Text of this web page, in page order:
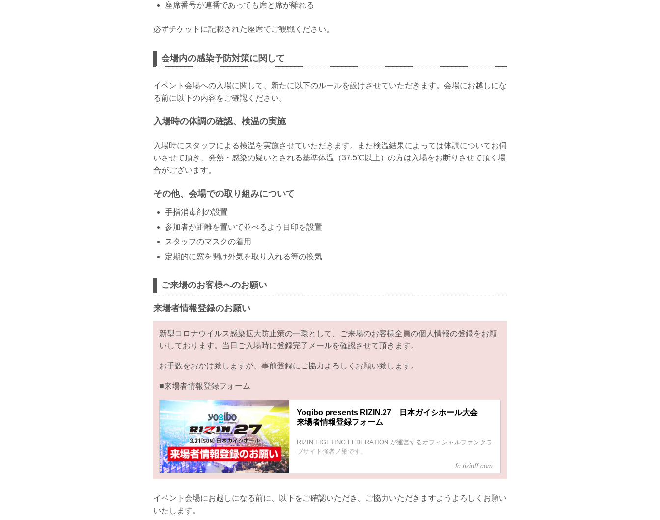
座席番号が連番であっても席と席が離れる
必ずチケットに記載された座席でご観戦ください。
会場内の感染予防対策に関して
イベント会場への入場に関して、新たに以下のルールを設けさせていただきます。会場にお越しにな
る前に以下の内容をご確認ください。
入場時の体調の確認、検温の実施
入場時にスタッフによる検温を実施させていただきます。また検温結果によっては体調についてお伺
いさせて頂き、発熱・感染の疑いとされる基準体温（37.5℃以上）の方は入場をお断りさせて頂く場
合がございます。
その他、会場での取り組みについて
手指消毒剤の設置
参加者が距離を置いて並べるよう目印を設置
スタッフのマスクの着用
定期的に窓を開け外気を取り入れる等の換気
ご来場のお客様へのお願い
来場者情報登録のお願い
新型コロナウイルス感染拡大防止策の一環として、ご来場のお客様全員の個人情報の登録をお願
いしております。当日ご入場時に登録完了メールを確認させて頂きます。
お手数をおかけ致しますが、事前登録にご協力よろしくお願い致します。
■来場者情報登録フォーム
Yogibo presents RIZIN.27 日本ガイシホール大会
来場者情報登録フォーム
RIZIN FIGHTING FEDERATION が運営するオフィシャルファンクラ
ブサイト強者ノ巣です。
fc.rizinff.com
イベント会場にお越しになる前に、以下をご確認いただき、ご協力いただきますようよろしくお願い
いたします。